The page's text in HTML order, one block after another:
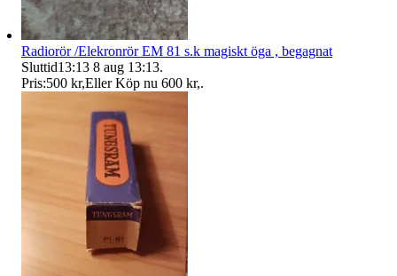
Radiorör /Elekronrör EM 81 s.k magiskt öga , begagnat
Sluttid13:13 8 aug 13:13.
Pris:500 kr,Eller Köp nu 600 kr,.